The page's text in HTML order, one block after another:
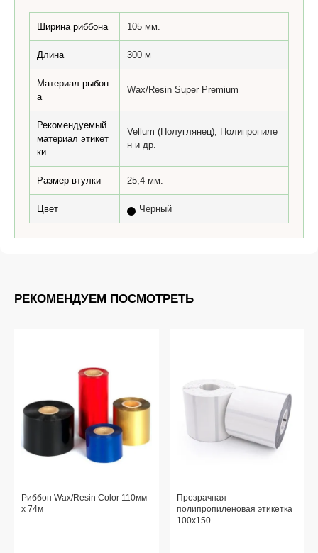
Ширина риббона 105 мм.
Длина 300 м
Материал рыбон
а
Wax/Resin Super Premium
Рекомендуемый
материал этикет
ки
Vellum (Полуглянец), Полипропиле
н и др.
Размер втулки 25,4 мм.
Цвет Черный
РЕКОМЕНДУЕМ ПОСМОТРЕТЬ
Риббон Wax/Resin Color 110мм
x 74м
Прозрачная
полипропиленовая этикетка
100x150